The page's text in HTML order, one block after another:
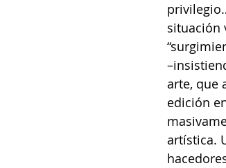
situación
arte, que
edición
artística.